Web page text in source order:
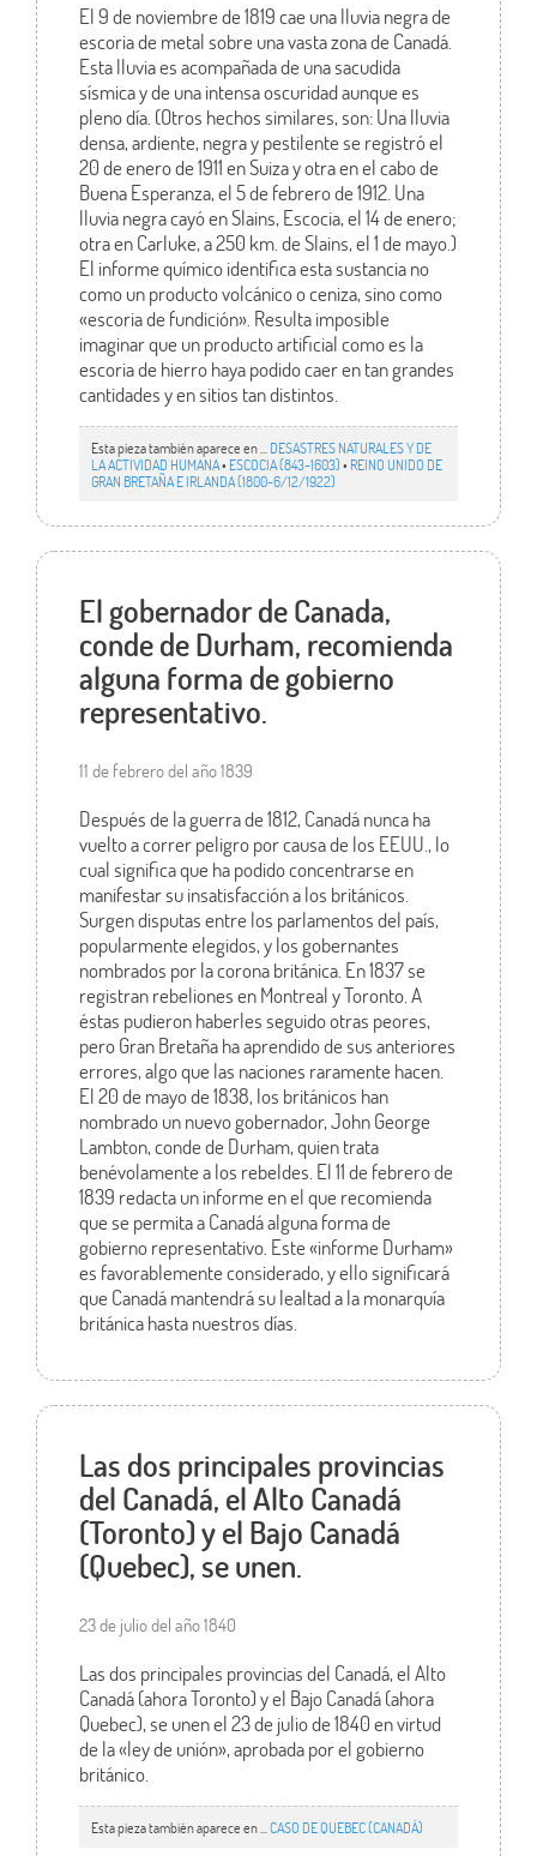
El 9 de noviembre de 1819 cae una lluvia negra de
escoria de metal sobre una vasta zona de Canadá.
Esta lluvia es acompañada de una sacudida
sísmica y de una intensa oscuridad aunque es
pleno día. (Otros hechos similares, son: Una lluvia
densa, ardiente, negra y pestilente se registró el
20 de enero de 1911 en Suiza y otra en el cabo de
Buena Esperanza, el 5 de febrero de 1912. Una
lluvia negra cayó en Slains, Escocia, el 14 de enero;
otra en Carluke, a 250 km. de Slains, el 1 de mayo.)
El informe químico identifica esta sustancia no
como un producto volcánico o ceniza, sino como
«escoria de fundición». Resulta imposible
imaginar que un producto artificial como es la
escoria de hierro haya podido caer en tan grandes
cantidades y en sitios tan distintos.
Esta pieza también aparece en ... DESASTRES NATURALES Y DE
LA ACTIVIDAD HUMANA• ESCOCIA (843-1603)• REINO UNIDO DE
GRAN BRETAÑA E IRLANDA (1800-6/12/1922)
El gobernador de Canada,
conde de Durham, recomienda
alguna forma de gobierno
representativo.
11 de febrero del año 1839
Después de la guerra de 1812, Canadá nunca ha
vuelto a correr peligro por causa de los EEUU., lo
cual significa que ha podido concentrarse en
manifestar su insatisfacción a los británicos.
Surgen disputas entre los parlamentos del país,
popularmente elegidos, y los gobernantes
nombrados por la corona británica. En 1837 se
registran rebeliones en Montreal y Toronto. A
éstas pudieron haberles seguido otras peores,
pero Gran Bretaña ha aprendido de sus anteriores
errores, algo que las naciones raramente hacen.
El 20 de mayo de 1838, los británicos han
nombrado un nuevo gobernador, John George
Lambton, conde de Durham, quien trata
benévolamente a los rebeldes. El 11 de febrero de
1839 redacta un informe en el que recomienda
que se permita a Canadá alguna forma de
gobierno representativo. Este «informe Durham»
es favorablemente considerado, y ello significará
que Canadá mantendrá su lealtad a la monarquía
británica hasta nuestros días.
Las dos principales provincias
del Canadá, el Alto Canadá
(Toronto) y el Bajo Canadá
(Quebec), se unen.
23 de julio del año 1840
Las dos principales provincias del Canadá, el Alto
Canadá (ahora Toronto) y el Bajo Canadá (ahora
Quebec), se unen el 23 de julio de 1840 en virtud
de la «ley de unión», aprobada por el gobierno
británico.
Esta pieza también aparece en ... CASO DE QUEBEC (CANADÁ)